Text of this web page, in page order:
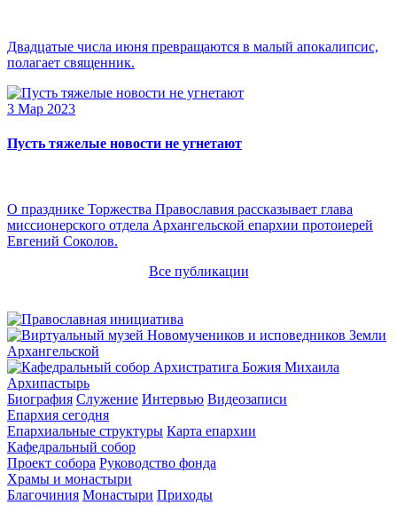
Двадцатые числа июня превращаются в малый апокалипсис,
полагает священник.
3 Мар 2023
Пусть тяжелые новости не угнетают
О празднике Торжества Православия рассказывает глава
миссионерского отдела Архангельской епархии протоиерей
Евгений Соколов.
Все публикации
Архипастырь
Биография Служение Интервью Видеозаписи
Епархия сегодня
Епархиальные структуры Карта епархии
Кафедральный собор
Проект собора Руководство фонда
Храмы и монастыри
Благочиния Монастыри Приходы